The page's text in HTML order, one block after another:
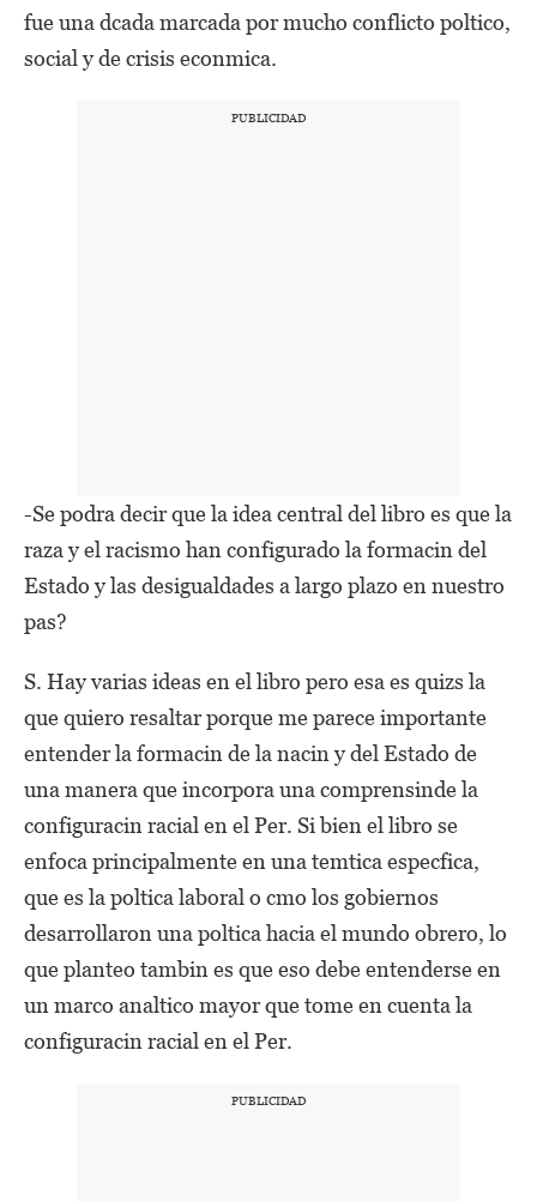
fue una dcada marcada por mucho conflicto poltico,
social y de crisis econmica.
-Se podra decir que la idea central del libro es que la
raza y el racismo han configurado la formacin del
Estado y las desigualdades a largo plazo en nuestro
pas?
S. Hay varias ideas en el libro pero esa es quizs la
que quiero resaltar porque me parece importante
entender la formacin de la nacin y del Estado de
una manera que incorpora una comprensinde la
configuracin racial en el Per. Si bien el libro se
enfoca principalmente en una temtica especfica,
que es la poltica laboral o cmo los gobiernos
desarrollaron una poltica hacia el mundo obrero, lo
que planteo tambin es que eso debe entenderse en
un marco analtico mayor que tome en cuenta la
configuracin racial en el Per.